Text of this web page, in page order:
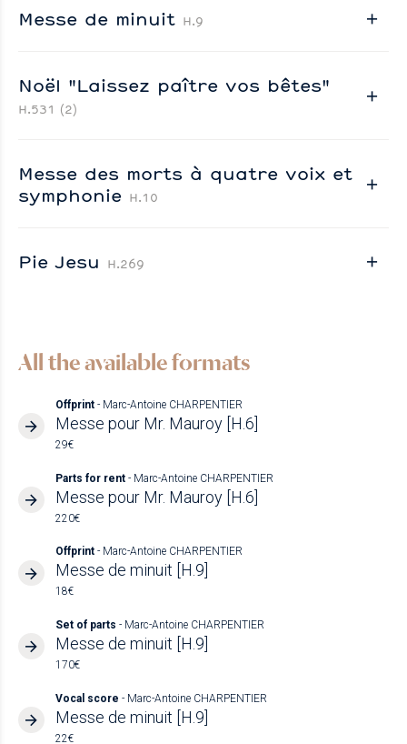
Messe de minuit H.9
Noël "Laissez paître vos bêtes"
H.531 (2)
Messe des morts à quatre voix et
symphonie H.10
Pie Jesu H.269
All the available formats
Offprint - Marc-Antoine CHARPENTIER
Messe pour Mr. Mauroy [H.6]
29€
Parts for rent - Marc-Antoine CHARPENTIER
Messe pour Mr. Mauroy [H.6]
220€
Offprint - Marc-Antoine CHARPENTIER
Messe de minuit [H.9]
18€
Set of parts - Marc-Antoine CHARPENTIER
Messe de minuit [H.9]
170€
Vocal score - Marc-Antoine CHARPENTIER
Messe de minuit [H.9]
22€